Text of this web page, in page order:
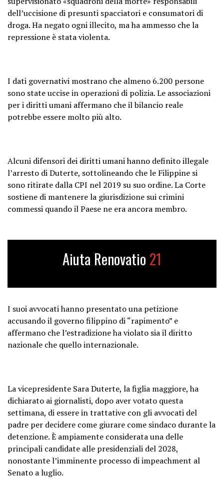
dell’uccisione di presunti spacciatori e consumatori di
droga. Ha negato ogni illecito, ma ha ammesso che la
repressione è stata violenta.
I dati governativi mostrano che almeno 6.200 persone
sono state uccise in operazioni di polizia. Le associazioni
per i diritti umani affermano che il bilancio reale
potrebbe essere molto più alto.
Alcuni difensori dei diritti umani hanno definito illegale
l’arresto di Duterte, sottolineando che le Filippine si
sono ritirate dalla CPI nel 2019 su suo ordine. La Corte
sostiene di mantenere la giurisdizione sui crimini
commessi quando il Paese ne era ancora membro.
Aiuta Renovatio 21
I suoi avvocati hanno presentato una petizione
accusando il governo filippino di “rapimento” e
affermano che l’estradizione ha violato sia il diritto
nazionale che quello internazionale.
La vicepresidente Sara Duterte, la figlia maggiore, ha
dichiarato ai giornalisti, dopo aver votato questa
settimana, di essere in trattative con gli avvocati del
padre per decidere come giurare come sindaco durante la
detenzione. È ampiamente considerata una delle
principali candidate alle presidenziali del 2028,
nonostante l’imminente processo di impeachment al
Senato a luglio.